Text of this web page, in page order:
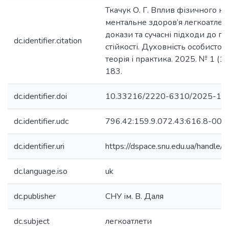
dc.identifier.citation
Ткачук О. Г. Вплив фізичного
ментальне здоров’я
докази та сучасні підходи до
стійкості. Духовність
теорія і практика. 2025. № 1
183.
dc.identifier.doi 10.33216/2220-6310/2025-
dc.identifier.udc 796.42:159.9.072.43:616.8-
dc.identifier.uri https://dspace.snu.edu.ua/
dc.language.iso uk
dc.publisher СНУ ім. В. Даля
dc.subject легкоатлети